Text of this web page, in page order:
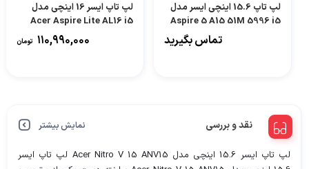
لپ تاپ 15.6 اینچی ایسر مدل
Aspire 5 A15 51M 5996 i5
13420H 8GB 512GBتماس بگیرید
لپ تاپ ایسر 16 اینچی مدل
Acer Aspire Lite AL16 i5
1334U 16GB 512GB -52P-
110,990,000 تومان
نقد و بررسی نمایش بیشتر
لپ تاپ ایسر 15.6 اینچی مدل Acer Nitro V 15 ANV15 لپ تاپ ایسر